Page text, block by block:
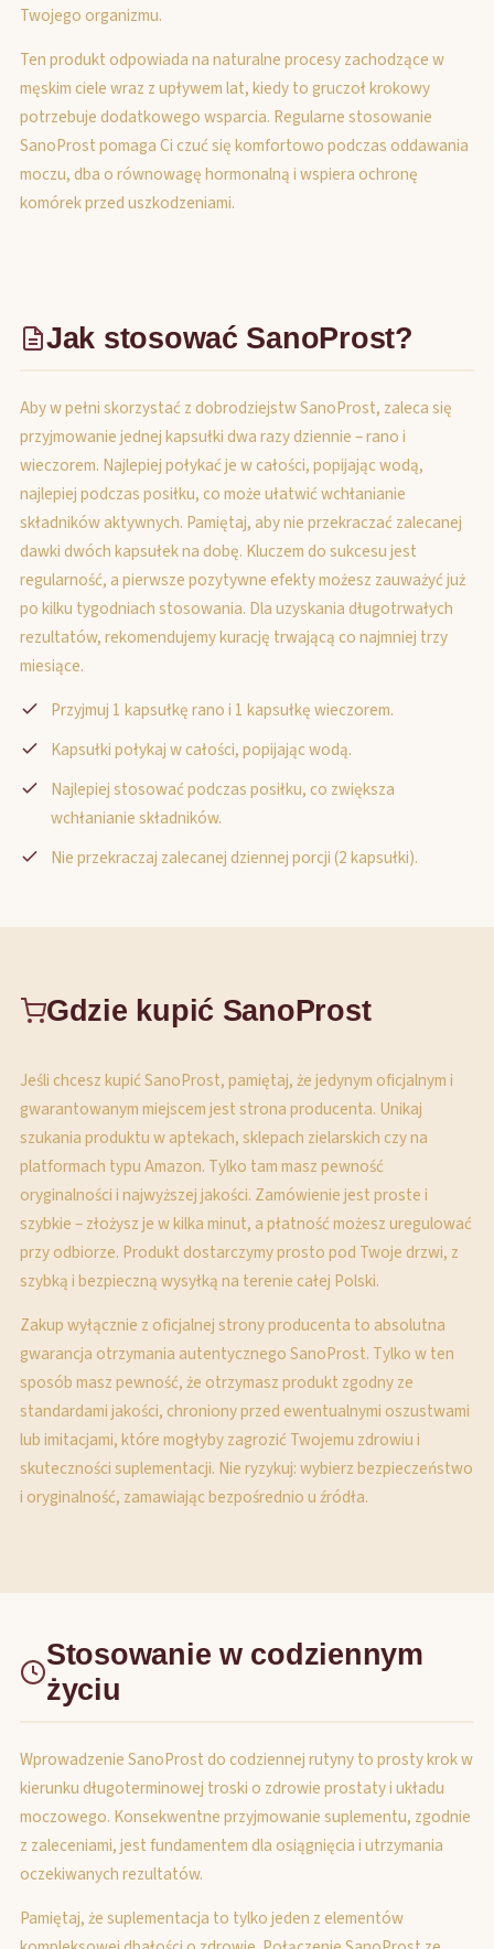
Twojego organizmu.
Ten produkt odpowiada na naturalne procesy zachodzące w
męskim ciele wraz z upływem lat, kiedy to gruczoł krokowy
potrzebuje dodatkowego wsparcia. Regularne stosowanie
SanoProst pomaga Ci czuć się komfortowo podczas oddawania
moczu, dba o równowagę hormonalną i wspiera ochronę
komórek przed uszkodzeniami.
Jak stosować SanoProst?
Aby w pełni skorzystać z dobrodziejstw SanoProst, zaleca się
przyjmowanie jednej kapsułki dwa razy dziennie – rano i
wieczorem. Najlepiej połykać je w całości, popijając wodą,
najlepiej podczas posiłku, co może ułatwić wchłanianie
składników aktywnych. Pamiętaj, aby nie przekraczać zalecanej
dawki dwóch kapsułek na dobę. Kluczem do sukcesu jest
regularność, a pierwsze pozytywne efekty możesz zauważyć już
po kilku tygodniach stosowania. Dla uzyskania długotrwałych
rezultatów, rekomendujemy kurację trwającą co najmniej trzy
miesiące.
Przyjmuj 1 kapsułkę rano i 1 kapsułkę wieczorem.
Kapsułki połykaj w całości, popijając wodą.
Najlepiej stosować podczas posiłku, co zwiększa
wchłanianie składników.
Nie przekraczaj zalecanej dziennej porcji (2 kapsułki).
Gdzie kupić SanoProst
Jeśli chcesz kupić SanoProst, pamiętaj, że jedynym oficjalnym i
gwarantowanym miejscem jest strona producenta. Unikaj
szukania produktu w aptekach, sklepach zielarskich czy na
platformach typu Amazon. Tylko tam masz pewność
oryginalności i najwyższej jakości. Zamówienie jest proste i
szybkie – złożysz je w kilka minut, a płatność możesz uregulować
przy odbiorze. Produkt dostarczymy prosto pod Twoje drzwi, z
szybką i bezpieczną wysyłką na terenie całej Polski.
Zakup wyłącznie z oficjalnej strony producenta to absolutna
gwarancja otrzymania autentycznego SanoProst. Tylko w ten
sposób masz pewność, że otrzymasz produkt zgodny ze
standardami jakości, chroniony przed ewentualnymi oszustwami
lub imitacjami, które mogłyby zagrozić Twojemu zdrowiu i
skuteczności suplementacji. Nie ryzykuj: wybierz bezpieczeństwo
i oryginalność, zamawiając bezpośrednio u źródła.
Stosowanie w codziennym
życiu
Wprowadzenie SanoProst do codziennej rutyny to prosty krok w
kierunku długoterminowej troski o zdrowie prostaty i układu
moczowego. Konsekwentne przyjmowanie suplementu, zgodnie
z zaleceniami, jest fundamentem dla osiągnięcia i utrzymania
oczekiwanych rezultatów.
Pamiętaj, że suplementacja to tylko jeden z elementów